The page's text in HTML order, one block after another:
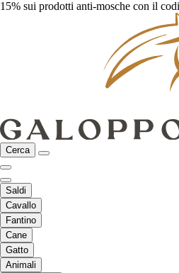
15% sui prodotti anti-mosche con il
Cerca
Saldi
Cavallo
Fantino
Cane
Gatto
Animali